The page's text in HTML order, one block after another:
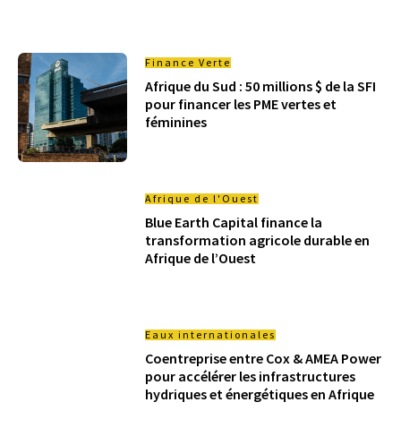
Finance Verte
Afrique du Sud : 50 millions $ de la SFI
pour financer les PME vertes et
féminines
Afrique de l'Ouest
Blue Earth Capital finance la
transformation agricole durable en
Afrique de l’Ouest
Eaux internationales
Coentreprise entre Cox & AMEA Power
pour accélérer les infrastructures
hydriques et énergétiques en Afrique